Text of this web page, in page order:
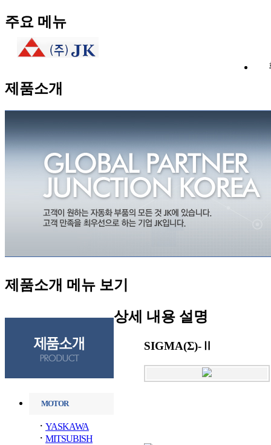
본
문
바
로
주요 메뉴
제품소개
제품소개 메뉴 보기
MOTOR
ㆍ YASKAWA
ㆍ MITSUBISH
상세 내용 설명
SIGMA(Σ)-Ⅱ